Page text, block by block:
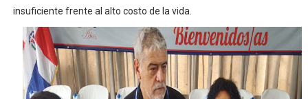
Residentes en San Juan beneficiados con jornada
El magistrado Henry Molina decidió no seguir en la
insuficiente frente al alto costo de la vida.